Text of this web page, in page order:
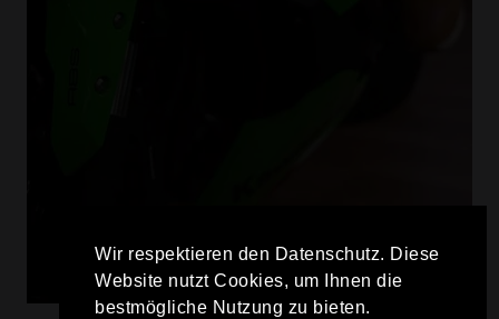
Wir respektieren den Datenschutz. Diese
Website nutzt Cookies, um Ihnen die
bestmögliche Nutzung zu bieten.